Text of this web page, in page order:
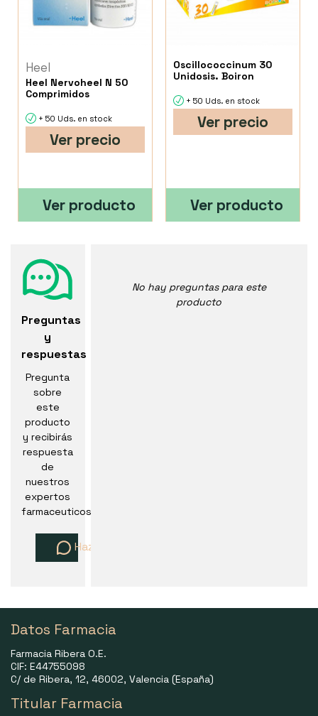
Heel
Heel Nervoheel N 50
Comprimidos
+ 50 Uds. en stock
Ver precio
Ver producto
Oscillococcinum 30
Unidosis. Boiron
+ 50 Uds. en stock
Ver precio
Ver producto
Preguntas
y
respuestas
Pregunta
sobre
este
producto
y recibirás
respuesta
de
nuestros
expertos
farmaceuticos
Haz una pregunta
No hay preguntas para este
producto
Datos Farmacia
Farmacia Ribera O.E.
CIF: E44755098
C/ de Ribera, 12, 46002, Valencia (España)
Titular Farmacia